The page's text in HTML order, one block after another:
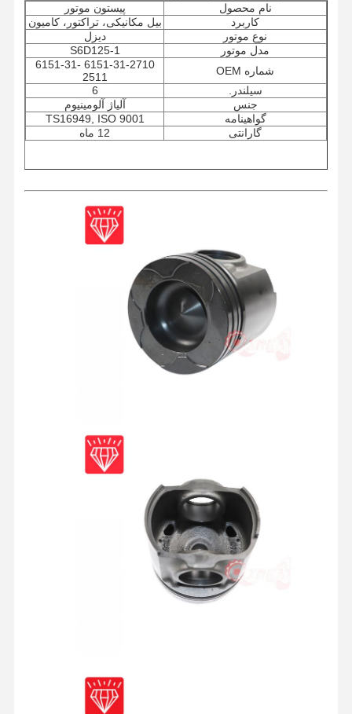
نام محصول
پیستون موتور
کاربرد
بیل مکانیکی، تراکتور، کامیون
نوع موتور
دیزل
مدل موتور
S6D125-1
شماره OEM
6151-31-2710 6151-31-
2511
سیلندر.
6
جنس
آلیاژ آلومینیوم
گواهینامه
TS16949, ISO 9001
گارانتی
12 ماه